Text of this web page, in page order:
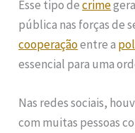
Esse tipo decrime
pública nas forças de
cooperaçãoentre a
essencial para uma
Nas redes sociais,
com muitas pessoas